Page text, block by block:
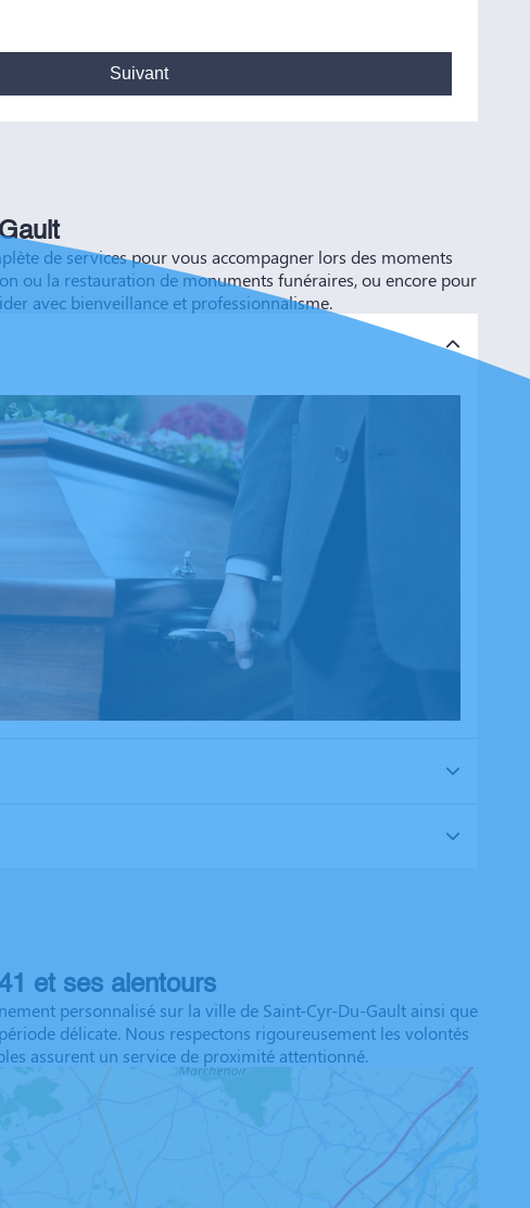
Suivant
de services pour vous accompagner lors des moments
ou la restauration de monuments funéraires, ou encore pour
avec bienveillance et professionnalisme.
et ses alentours
personnalisé sur la ville de Saint-Cyr-Du-Gault ainsi que
délicate. Nous respectons rigoureusement les volontés
assurent un service de proximité attentionné.